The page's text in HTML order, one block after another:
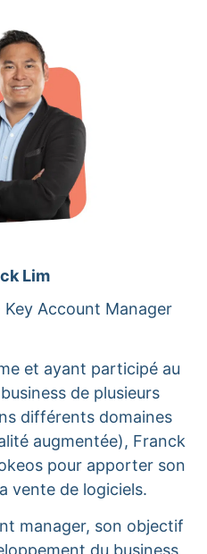
Lim
Key Account Manager
et ayant participé au
de plusieurs
différents domaines
augmentée), Franck
pour apporter son
vente de logiciels.
manager, son objectif